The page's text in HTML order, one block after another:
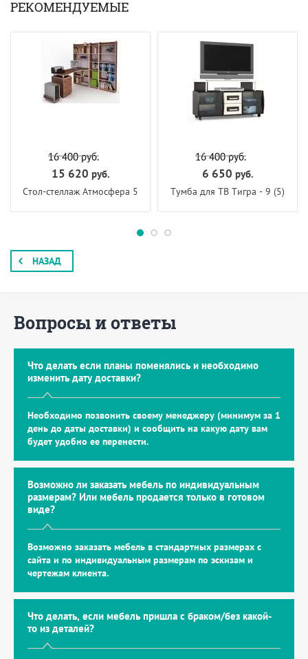
РЕКОМЕНДУЕМЫЕ
16 400руб.
15 620 руб.
Стол-стеллаж Атмосфера 5
16 400руб.
6 650 руб.
Тумба для ТВ Тигра - 9 (5)
НАЗАД
Вопросы и ответы
Что делать если планы поменялись и необходимо
изменить дату доставки?
Необходимо позвонить своему менеджеру (минимум за 1
день до даты доставки) и сообщить на какую дату вам
будет удобно ее перенести.
Возможно ли заказать мебель по индивидуальным
размерам? Или мебель продается только в готовом
виде?
Возможно заказать мебель в стандартных размерах с
сайта и по индивидуальным размерам по эскизам и
чертежам клиента.
Что делать, если мебель пришла с браком/без какой-
то из деталей?